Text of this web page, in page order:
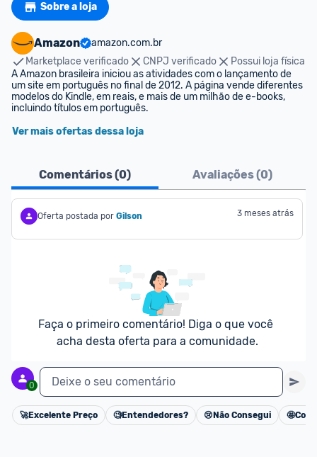
Sobre a loja
Amazon
amazon.com.br
Marketplace verificado
CNPJ verificado
Possui loja física
A Amazon brasileira iniciou as atividades com o lançamento de
um site em português no final de 2012. A página vende diferentes
modelos do Kindle, em reais, e mais de um milhão de e-books,
incluindo títulos em português.
Ver mais ofertas dessa loja
Comentários (0) Avaliações (0)
Oferta postada por Gilson 3 meses atrás
Faça o primeiro comentário! Diga o que você
acha desta oferta para a comunidade.
0 Deixe o seu comentário
Cancelar
🚀Excelente Preço 🧐Entendedores? 😢 Não Consegui 🤩